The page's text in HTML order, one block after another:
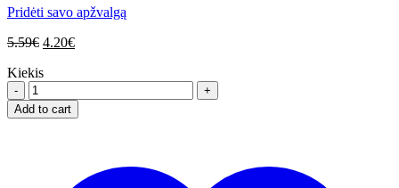
Pridėti savo apžvalgą
5.59€ 4.20€
Kiekis
Lituojama
alkūnė
su
Add to cart